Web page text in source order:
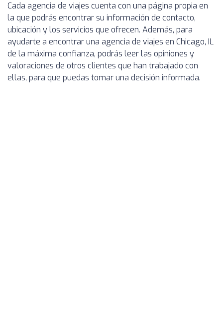
Cada agencia de viajes cuenta con una página propia en
la que podrás encontrar su información de contacto,
ubicación y los servicios que ofrecen. Además, para
ayudarte a encontrar una agencia de viajes en Chicago, IL
de la máxima confianza, podrás leer las opiniones y
valoraciones de otros clientes que han trabajado con
ellas, para que puedas tomar una decisión informada.